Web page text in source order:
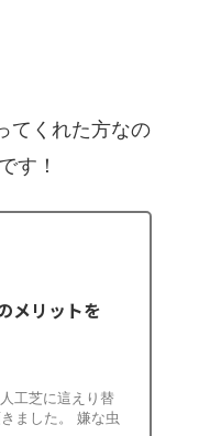
てくれた方なの
す！
メリットを
工芝に這えり替
ました。 嫌な虫